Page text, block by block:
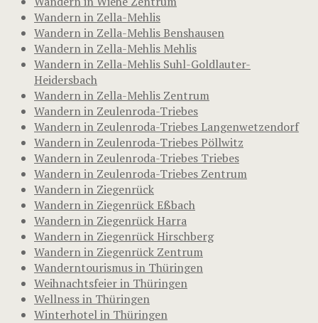
Wandern in Zella-Mehlis
Wandern in Zella-Mehlis Benshausen
Wandern in Zella-Mehlis Mehlis
Wandern in Zella-Mehlis Suhl-Goldlauter-
Heidersbach
Wandern in Zella-Mehlis Zentrum
Wandern in Zeulenroda-Triebes
Wandern in Zeulenroda-Triebes Langenwetzendorf
Wandern in Zeulenroda-Triebes Pöllwitz
Wandern in Zeulenroda-Triebes Triebes
Wandern in Zeulenroda-Triebes Zentrum
Wandern in Ziegenrück
Wandern in Ziegenrück Eßbach
Wandern in Ziegenrück Harra
Wandern in Ziegenrück Hirschberg
Wandern in Ziegenrück Zentrum
Wanderntourismus in Thüringen
Weihnachtsfeier in Thüringen
Wellness in Thüringen
Winterhotel in Thüringen